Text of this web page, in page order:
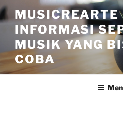
Skip
to
content
MUSICREARTE
INFORMASI
MUSIK YANG
COBA